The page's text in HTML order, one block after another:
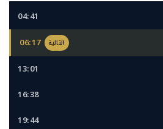
04:41
التالية 06:17
13:01
16:38
19:44